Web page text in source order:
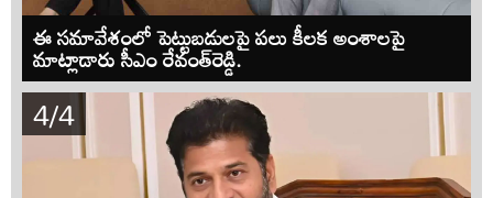
ఈ సమావేశంలో పెట్టుబడులపై పలు కీలక అంశాలపై
మాట్లాడారు సీఎం రేవంత్‌రెడ్డి.
4/4